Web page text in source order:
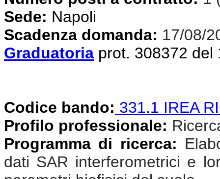
Sede: Napoli
Scadenza domanda: 17/08/
Graduatoria prot. 308372 del
Codice bando: 331.1 IREA
Profilo professionale:
Programma di ricerca:
dati SAR interferometrici e